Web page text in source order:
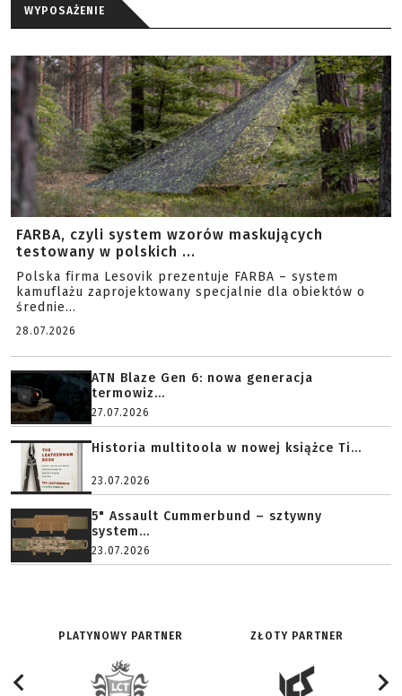
WYPOSAŻENIE
FARBA, czyli system wzorów maskujących
testowany w polskich ...
Polska firma Lesovik prezentuje FARBA – system
kamuflażu zaprojektowany specjalnie dla obiektów o
średnie...
28.07.2026
ATN Blaze Gen 6: nowa generacja
termowiz...
27.07.2026
Historia multitoola w nowej książce Ti...
23.07.2026
5" Assault Cummerbund – sztywny
system...
23.07.2026
PLATYNOWY PARTNER ZŁOTY PARTNER